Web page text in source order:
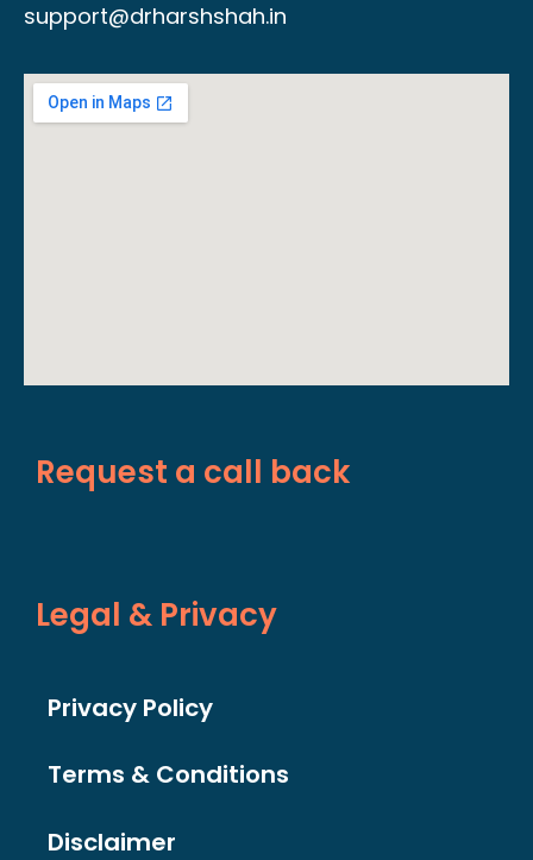
support@drharshshah.in
Request a call back
Legal & Privacy
Privacy Policy
Terms & Conditions
Disclaimer